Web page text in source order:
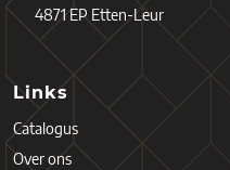
4871 EP Etten-Leur
Links
Catalogus
Over ons